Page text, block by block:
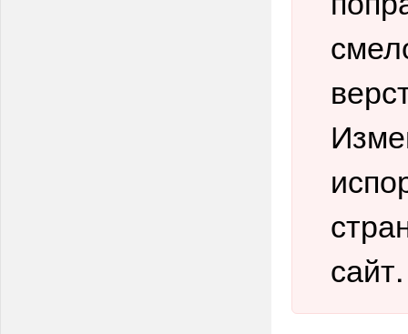
сайт.